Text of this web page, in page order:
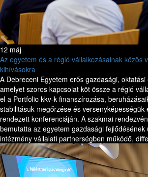
12 máj
Az egyetem és a régió vállalkozásainak közös
kihívásokra
A Debreceni Egyetem erős gazdasági,
amelyet szoros kapcsolat köt össze a régió
el a Portfolio kkv-k finanszírozása,
stabilitásuk megőrzése és versenyképességük
rendezett konferenciáján. A szakmai
bemutatta az egyetem gazdasági fejlődésének
intézmény vállalati partnerségben működő,